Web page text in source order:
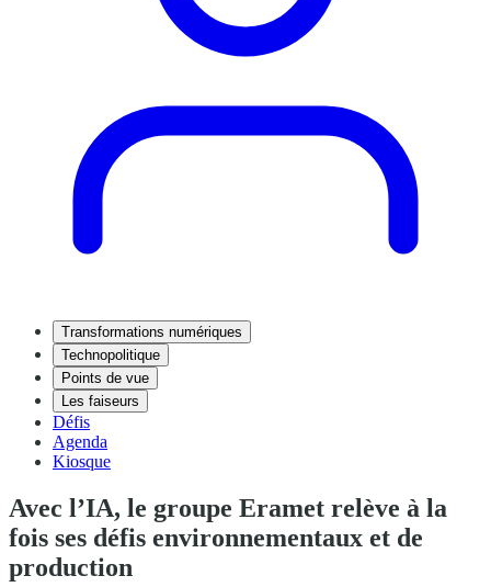
Transformations numériques
Technopolitique
Points de vue
Les faiseurs
Défis
Agenda
Kiosque
Avec l’IA, le groupe Eramet relève à la
fois ses défis environnementaux et de
production